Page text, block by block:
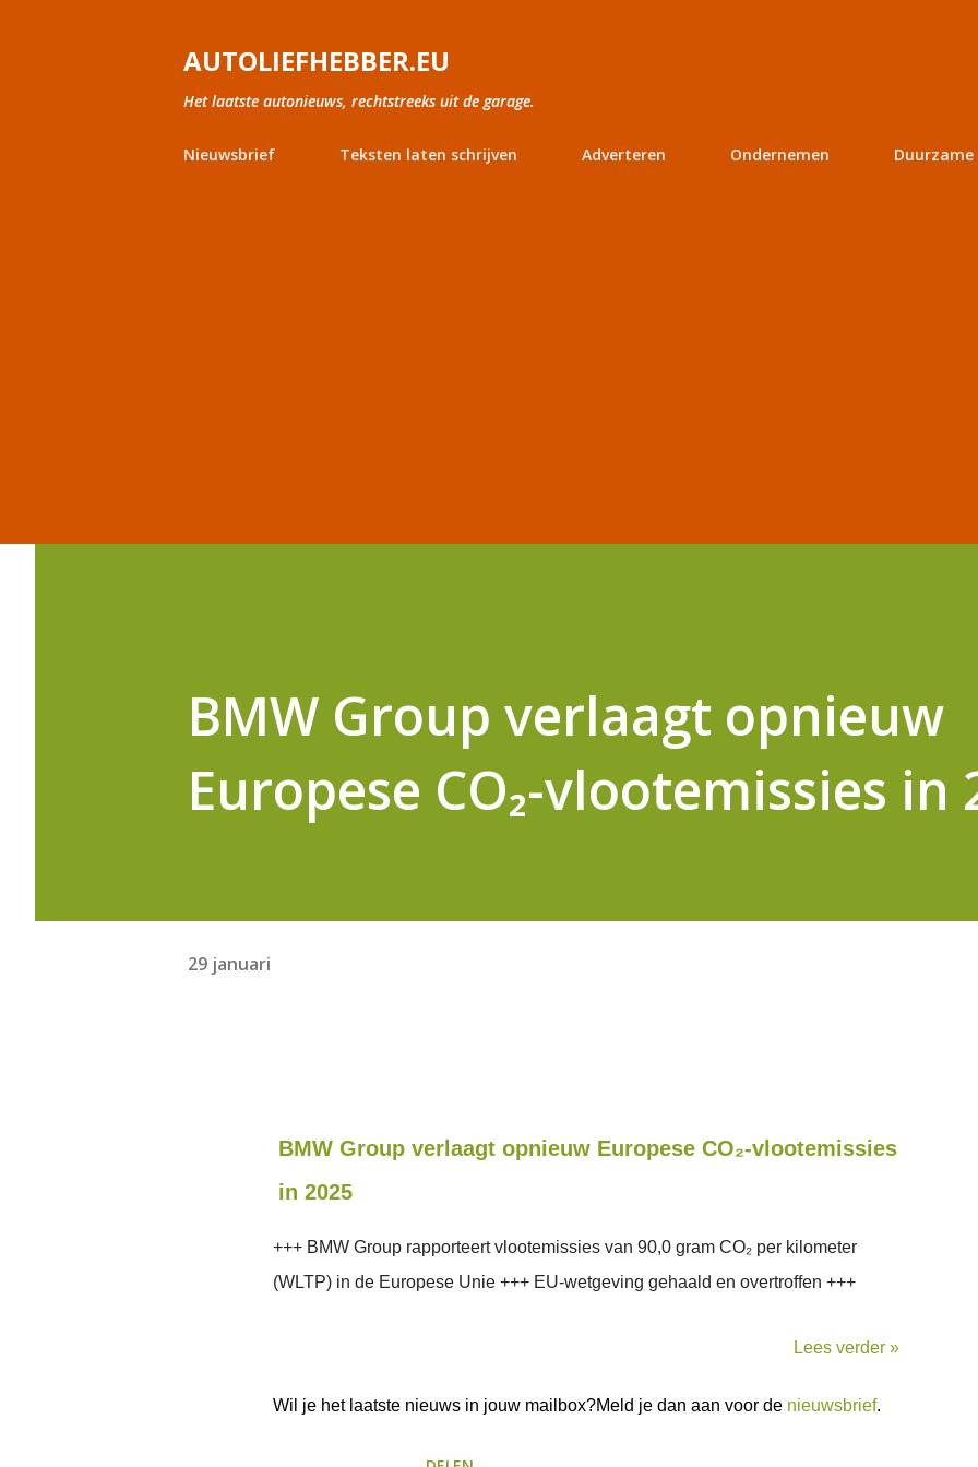
AUTOLIEFHEBBER.EU
Het laatste autonieuws, rechtstreeks uit de garage.
Nieuwsbrief Teksten laten schrijven Adverteren Ondernemen Duurzame
BMW Group verlaagt opnieuw
Europese CO₂-vlootemissies in
29 januari
BMW Group verlaagt opnieuw Europese CO₂-vlootemissies
in 2025
+++ BMW Group rapporteert vlootemissies van 90,0 gram CO₂ per kilometer
(WLTP) in de Europese Unie +++ EU-wetgeving gehaald en overtroffen +++
Lees verder »
Wil je het laatste nieuws in jouw mailbox?Meld je dan aan voor de nieuwsbrief.